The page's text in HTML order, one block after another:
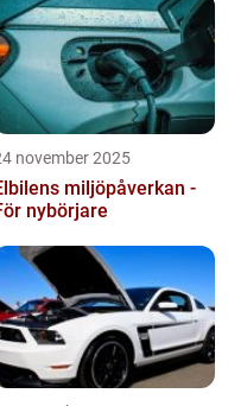
november 2025
miljöpåverkan -
nybörjare